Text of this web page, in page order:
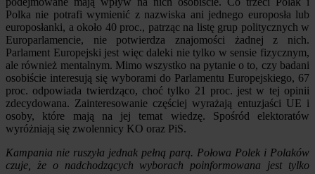
Polka nie potrafi wymienić z nazwiska ani jednego europosła lub
europosłanki, a około 40 proc., patrząc na listę grup politycznych w
Europarlamencie, nie potwierdza znajomości żadnej z nich.
Parlament Europejski jest więc daleki nie tylko w sensie fizycznym,
ale również mentalnym. Mimo wszystko na pytanie o to, czy badani
osobiście interesują się wyborami do Parlamentu Europejskiego, 67
proc. odpowiada twierdząco, choć tylko 21 proc. jest w tej opinii
zdecydowana. Zainteresowanie częściej wyrażają entuzjaści UE i
osoby, które mają na jej temat wiedzę. Spośród elektoratów
wyróżniają się zwolennicy KO oraz PiS.
Kampania nie ruszyła jednak pełną parą. Połowa Polek i Polaków
czuje, że o nadchodzących wyborach poinformowana jest tylko